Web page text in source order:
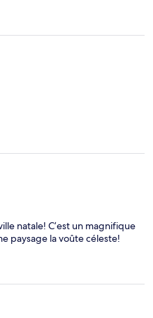
natale! C’est un magnifique
paysage la voûte céleste!